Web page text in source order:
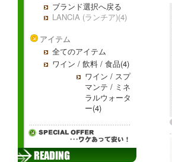
ブランド選択へ戻る
LANCIA (ランチア)(4)
アイテム
全てのアイテム
ワイン / 飲料 / 食品(4)
ワイン / スプ
マンテ / ミネ
ラルウォータ
ー(4)